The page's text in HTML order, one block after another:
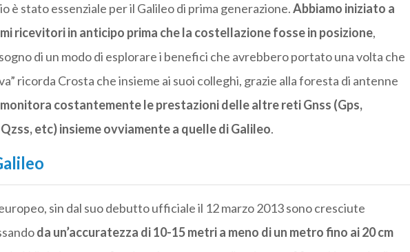
è stato essenziale per il Galileo di prima generazione.Abbiamo iniziato a
ricevitori in anticipo prima che la costellazione fosse in posizione,
di un modo di esplorare i benefici che avrebbero portato una volta che
ricorda Crosta che insieme ai suoi colleghi, grazie alla foresta di antenne
monitora costantemente le prestazioni delle altre reti Gnss (Gps,
etc) insieme ovviamente a quelle di Galileo.
sin dal suo debutto ufficiale il 12 marzo 2013 sono cresciute
da un’accuratezza di 10-15 metri a meno di un metro fino ai 20 cm